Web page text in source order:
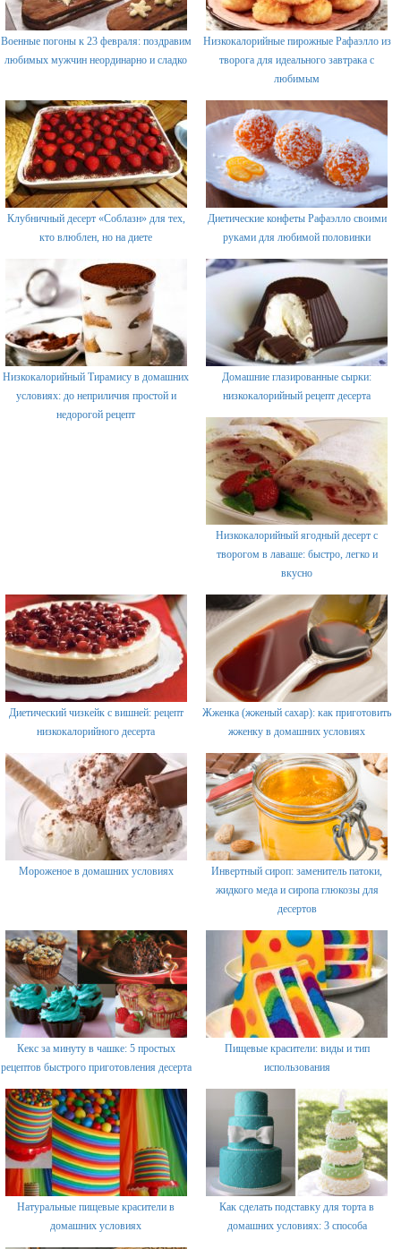
Военные погоны к 23 февраля: поздравим
любимых мужчин неординарно и сладко
Низкокалорийные пирожные Рафаэлло из
творога для идеального завтрака с
любимым
Клубничный десерт «Соблазн» для тех,
кто влюблен, но на диете
Диетические конфеты Рафаэлло своими
руками для любимой половинки
Низкокалорийный Тирамису в домашних
условиях: до неприличия простой и
недорогой рецепт
Домашние глазированные сырки:
низкокалорийный рецепт десерта
Низкокалорийный ягодный десерт с
творогом в лаваше: быстро, легко и
вкусно
Диетический чизкейк с вишней: рецепт
низкокалорийного десерта
Жженка (жженый сахар): как приготовить
жженку в домашних условиях
Мороженое в домашних условиях
Инвертный сироп: заменитель патоки,
жидкого меда и сиропа глюкозы для
десертов
Кекс за минуту в чашке: 5 простых
рецептов быстрого приготовления десерта
Пищевые красители: виды и тип
использования
Натуральные пищевые красители в
домашних условиях
Как сделать подставку для торта в
домашних условиях: 3 способа